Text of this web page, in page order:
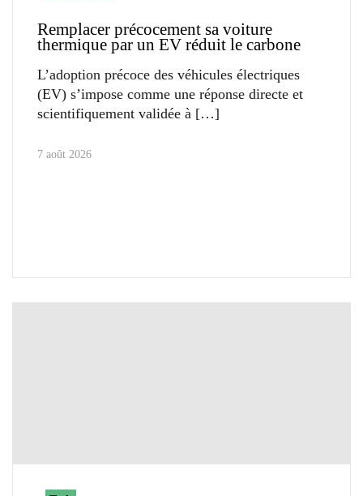
Remplacer précocement sa voiture
thermique par un EV réduit le carbone
L’adoption précoce des véhicules électriques
(EV) s’impose comme une réponse directe et
scientifiquement validée à
7 août 2026